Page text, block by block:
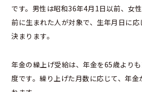
です。男性は昭和36年4月1日以前、女
前に生まれた人が対象で、生年月日に
決まります。
年金の繰上げ受給は、年金を65歳より
度です。繰り上げた月数に応じて、年